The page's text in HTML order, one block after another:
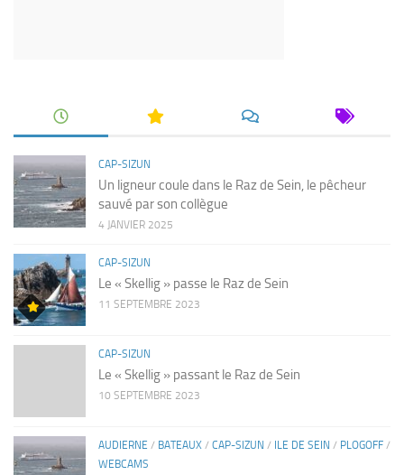
CAP-SIZUN
Un ligneur coule dans le Raz de Sein, le pêcheur
sauvé par son collègue
4 JANVIER 2025
CAP-SIZUN
Le « Skellig » passe le Raz de Sein
11 SEPTEMBRE 2023
CAP-SIZUN
Le « Skellig » passant le Raz de Sein
10 SEPTEMBRE 2023
AUDIERNE / BATEAUX / CAP-SIZUN / ILE DE SEIN / PLOGOFF /
WEBCAMS